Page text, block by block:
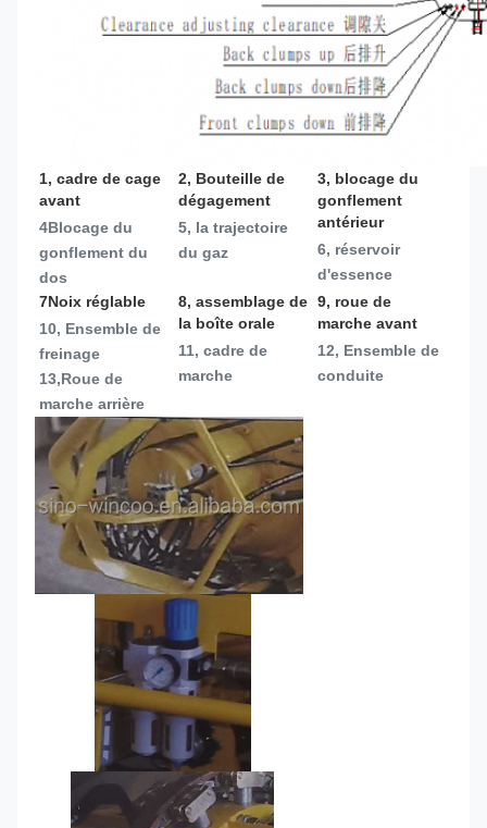
1, cadre de cage
avant
4Blocage du
gonflement du
dos
2, Bouteille de
dégagement
5, la trajectoire
du gaz
3, blocage du
gonflement
antérieur
6, réservoir
d'essence
7Noix réglable
10, Ensemble de
freinage
13,Roue de
marche arrière
8, assemblage de
la boîte orale
11, cadre de
marche
9, roue de
marche avant
12, Ensemble de
conduite